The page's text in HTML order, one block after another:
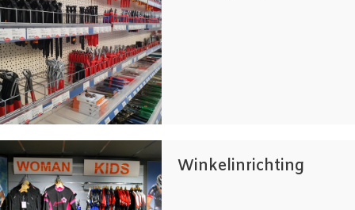
Winkelinrichting